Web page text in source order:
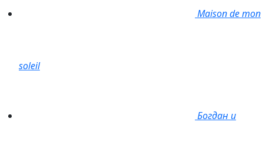
Maison de mon
soleil
Богдан и